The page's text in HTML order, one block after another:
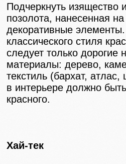
Подчеркнуть изящество
позолота, нанесенная
декоративные
классического стиля
следует только дорогие
материалы: дерево,
текстиль (бархат,
в интерьере должно
красного.
Хай-тек